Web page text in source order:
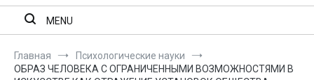
MENU
Главная
Психологические науки
ОБРАЗ ЧЕЛОВЕКА С ОГРАНИЧЕННЫМИ ВОЗМОЖНОСТЯМИ В